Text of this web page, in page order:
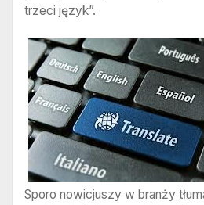
trzeci język”.
Sporo nowicjuszy w branży